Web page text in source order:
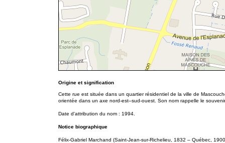
Origine et signification
Cette rue est située dans un quartier résidentiel de la ville de
orientée dans un axe nord-est–sud-ouest. Son nom rappelle le
Date d'attribution du nom : 1994.
Notice biographique
Félix-Gabriel Marchand (Saint-Jean-sur-Richelieu, 1832 – Québec,